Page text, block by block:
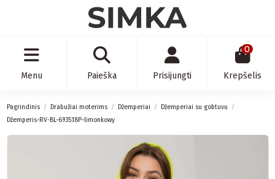
Menu Paieška Prisijungti
0
Krepšelis
Pagrindinis Drabužiai moterims Džemperiai
Džemperiai su gobtuvu
Džemperis-RV-BL-6935.18P-limonkowy